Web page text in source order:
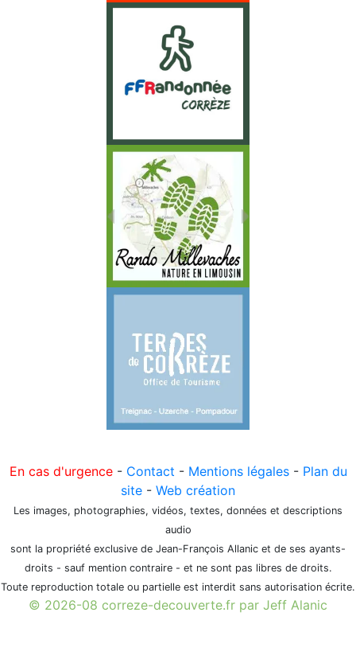
En cas d'urgence- Contact - Mentions légales- Plan du
site - Web création
Les images, photographies, vidéos, textes, données et descriptions
audio
sont la propriété exclusive de Jean-François Allanic et de ses ayants-
droits - sauf mention contraire - et ne sont pas libres de droits.
Toute reproduction totale ou partielle est interdit sans autorisation écrite.
© 2026-08 correze-decouverte.fr par Jeff Alanic